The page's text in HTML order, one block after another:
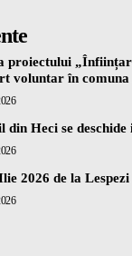
proiectului
voluntar în comuna
din Heci se deschide
2026 de la Lespezi